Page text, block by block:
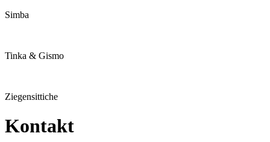
Simba
Tinka & Gismo
Ziegensittiche
Kontakt